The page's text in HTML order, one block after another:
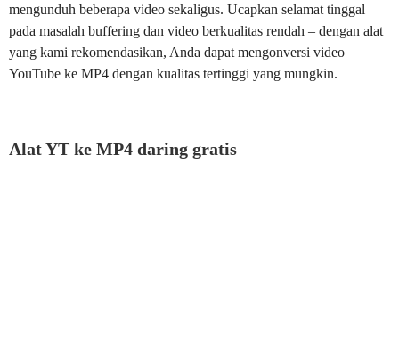
mengunduh beberapa video sekaligus. Ucapkan selamat tinggal
pada masalah buffering dan video berkualitas rendah – dengan alat
yang kami rekomendasikan, Anda dapat mengonversi video
YouTube ke MP4 dengan kualitas tertinggi yang mungkin.
Alat YT ke MP4 daring gratis